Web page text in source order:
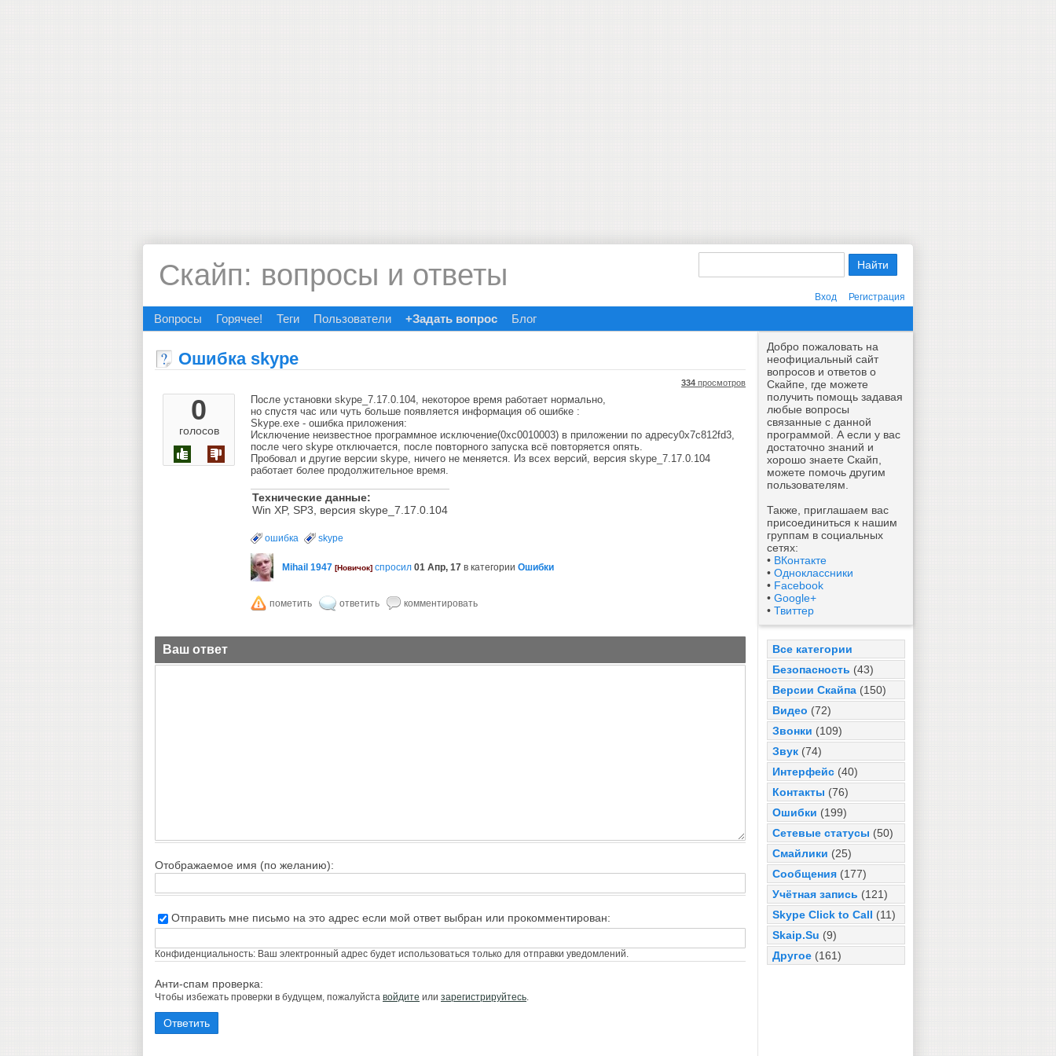
Скайп: вопросы и ответы
Вход Регистрация
Вопросы Горячее! Теги Пользователи +Задать вопрос Блог
Добро пожаловать на
неофициальный сайт
вопросов и ответов о
Скайпе, где можете
получить помощь задавая
любые вопросы
связанные с данной
программой. А если у вас
достаточно знаний и
хорошо знаете Скайп,
можете помочь другим
пользователям.
Также, приглашаем вас
присоединиться к нашим
группам в социальных
сетях:
• ВКонтакте
• Одноклассники
• Facebook
• Google+
• Твиттер
Все категории
Безопасность (43)
Версии Скайпа (150)
Видео (72)
Звонки (109)
Звук (74)
Интерфейс (40)
Контакты (76)
Ошибки (199)
Сетевые статусы (50)
Смайлики (25)
Сообщения (177)
Учётная запись (121)
Skype Click to Call (11)
Skaip.Su (9)
Другое (161)
Ошибка skype
0
голосов
334 просмотров
После установки skype_7.17.0.104, некоторое время работает нормально,
но спустя час или чуть больше появляется информация об ошибке :
Skype.exe - ошибка приложения:
Исключение неизвестное программное исключение(0xc0010003) в приложении по адресу0x7c812fd3,
после чего skype отключается, после повторного запуска всё повторяется опять.
Пробовал и другие версии skype, ничего не меняется. Из всех версий, версия skype_7.17.0.104
работает более продолжительное время.
Технические данные:
Win XP, SP3, версия skype_7.17.0.104
ошибка skype
Mihail 1947 [Новичок] спросил 01 Апр, 17 в категории Ошибки
Ваш ответ
Отображаемое имя (по желанию):
Отправить мне письмо на это адрес если мой ответ выбран или прокомментирован:
Конфиденциальность: Ваш электронный адрес будет использоваться только для отправки уведомлений.
Анти-спам проверка:
Чтобы избежать проверки в будущем, пожалуйста войдите или зарегистрируйтесь.